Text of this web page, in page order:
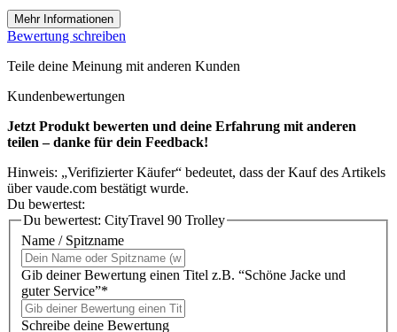
Mehr Informationen
Bewertung schreiben
Teile deine Meinung mit anderen Kunden
Kundenbewertungen
Jetzt Produkt bewerten und deine Erfahrung mit anderen
teilen – danke für dein Feedback!
Hinweis: „Verifizierter Käufer“ bedeutet, dass der Kauf des Artikels
über vaude.com bestätigt wurde.
Du bewertest:
Du bewertest: CityTravel 90 Trolley
Name / Spitzname
Gib deiner Bewertung einen Titel z.B. “Schöne Jacke und
guter Service”*
Schreibe deine Bewertung